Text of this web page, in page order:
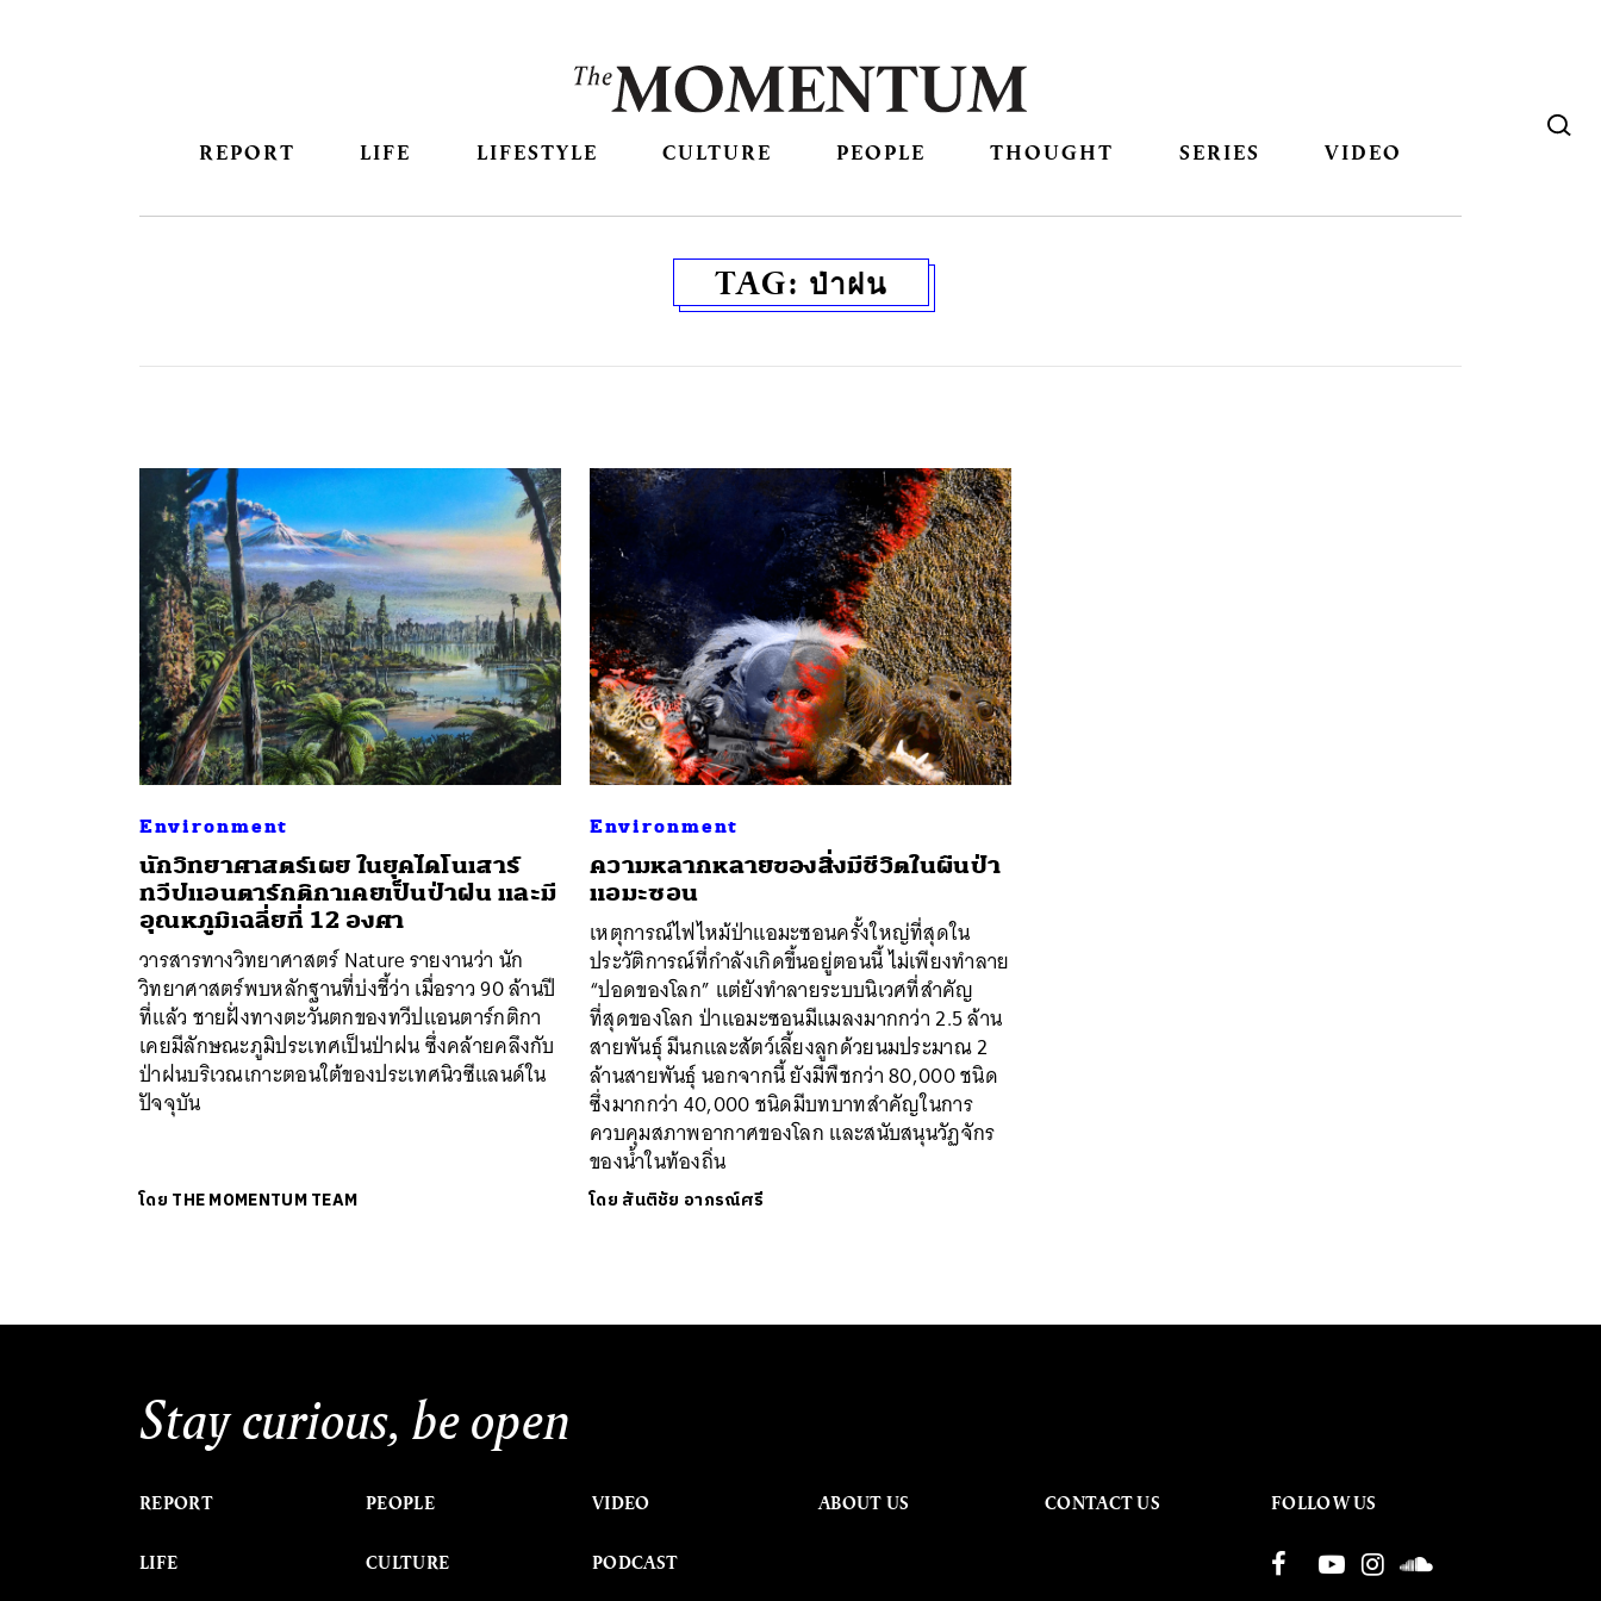
REPORT LIFE LIFESTYLE CULTURE PEOPLE THOUGHT SERIES VIDEO
TAG: ป่าฝน
Environment
นักวิทยาศาสตร์เผย ในยุคไดโนเสาร์
ทวีปแอนตาร์กติกาเคยเป็นป่าฝน และมี
อุณหภูมิเฉลี่ยที่ 12 องศา
วารสารทางวิทยาศาสตร์ Nature รายงานว่า นัก
วิทยาศาสตร์พบหลักฐานที่บ่งชี้ว่า เมื่อราว 90 ล้านปี
ที่แล้ว ชายฝั่งทางตะวันตกของทวีปแอนตาร์กติกา
เคยมีลักษณะภูมิประเทศเป็นป่าฝน ซึ่งคล้ายคลึงกับ
ป่าฝนบริเวณเกาะตอนใต้ของประเทศนิวซีแลนด์ใน
ปัจจุบัน
โดย THE MOMENTUM TEAM
Environment
ความหลากหลายของสิ่งมีชีวิตในผืนป่า
แอมะซอน
เหตุการณ์ไฟไหม้ป่าแอมะซอนครั้งใหญ่ที่สุดใน
ประวัติการณ์ที่กำลังเกิดขึ้นอยู่ตอนนี้ ไม่เพียงทำลาย
“ปอดของโลก” แต่ยังทำลายระบบนิเวศที่สำคัญ
ที่สุดของโลก ป่าแอมะซอนมีแมลงมากกว่า 2.5 ล้าน
สายพันธ์ุ มีนกและสัตว์เลี้ยงลูกด้วยนมประมาณ 2
ล้านสายพันธุ์ นอกจากนี้ ยังมีพืชกว่า 80,000 ชนิด
ซึ่งมากกว่า 40,000 ชนิดมีบทบาทสำคัญในการ
ควบคุมสภาพอากาศของโลก และสนับสนุนวัฏจักร
ของน้ำในท้องถิ่น
โดย สันติชัย อาภรณ์ศรี
Stay curious, be open
REPORT
LIFE
PEOPLE
CULTURE
VIDEO
PODCAST
ABOUT US CONTACT US FOLLOW US
SHARE TWEET LINE EMAIL